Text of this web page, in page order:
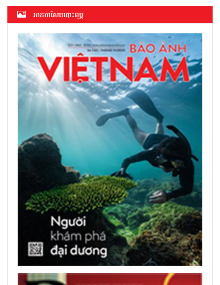
អាន​កាសែត​បោះពុម្ភ